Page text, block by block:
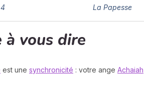
La Papesse
à vous dire
est une synchronicité : votre ange Achaiah